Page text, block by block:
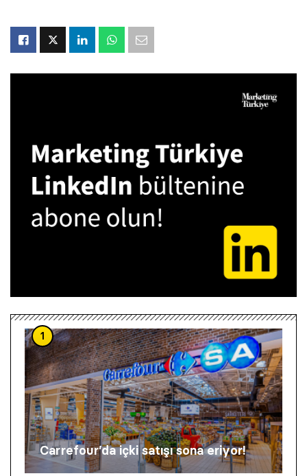
1
Carrefour’da içki satışı sona eriyor!